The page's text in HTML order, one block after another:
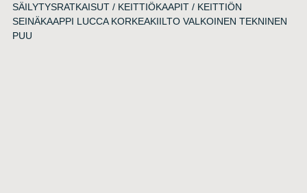
SÄILYTYSRATKAISUT/ KEITTIÖKAAPIT/ KEITTIÖN
SEINÄKAAPPI LUCCA KORKEAKIILTO VALKOINEN TEKNINEN
PUU